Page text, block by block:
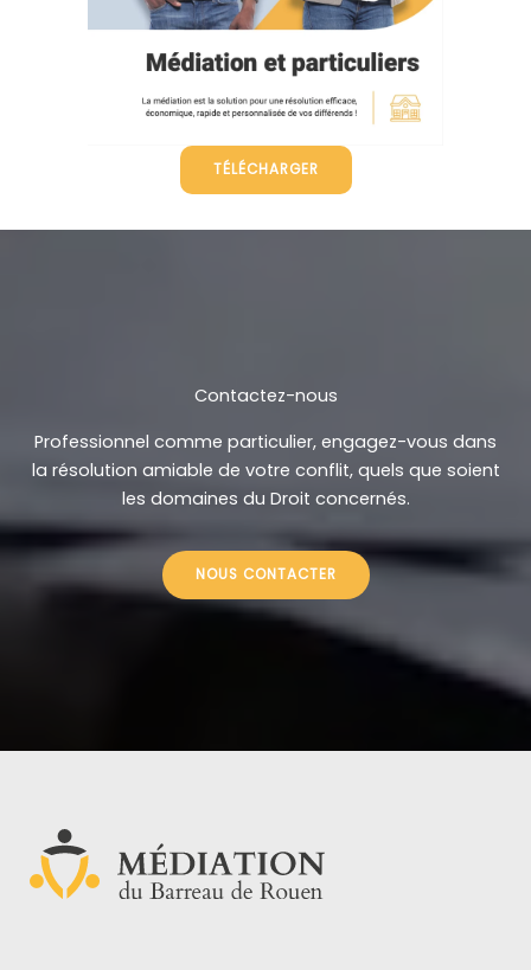
TÉLÉCHARGER
Contactez-nous
Professionnel comme particulier, engagez-vous dans
la résolution amiable de votre conflit, quels que soient
les domaines du Droit concernés.
NOUS CONTACTER